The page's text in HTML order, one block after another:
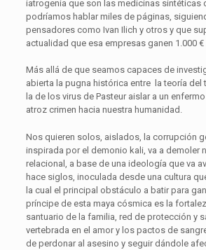
iatrogenia que son las medicinas sintéticas
podríamos hablar miles de páginas,
pensadores como Ivan Ilich y otros y que
actualidad que esa empresas ganen 1.000 €
Más allá de que seamos capaces de
abierta la pugna histórica entre la teoría del
la de los virus de Pasteur aislar a un
atroz crimen hacia nuestra humanidad.
Nos quieren solos, aislados, la corrupción
inspirada por el demonio kali, va a demoler
relacional, a base de una ideología que va
hace siglos, inoculada desde una cultura
la cual el principal obstáculo a batir para
príncipe de esta maya cósmica es la
santuario de la familia, red de protección y
vertebrada en el amor y los pactos de
de perdonar al asesino y seguir dándole